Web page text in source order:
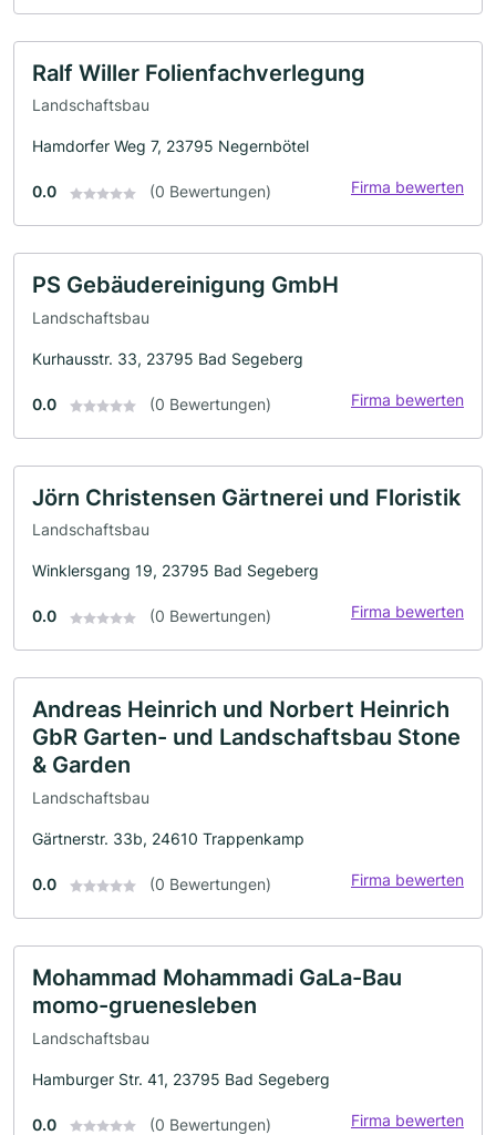
Ralf Willer Folienfachverlegung
Landschaftsbau
Hamdorfer Weg 7, 23795 Negernbötel
0.0 (0 Bewertungen) Firma bewerten
PS Gebäudereinigung GmbH
Landschaftsbau
Kurhausstr. 33, 23795 Bad Segeberg
0.0 (0 Bewertungen) Firma bewerten
Jörn Christensen Gärtnerei und Floristik
Landschaftsbau
Winklersgang 19, 23795 Bad Segeberg
0.0 (0 Bewertungen) Firma bewerten
Andreas Heinrich und Norbert Heinrich
GbR Garten- und Landschaftsbau Stone
& Garden
Landschaftsbau
Gärtnerstr. 33b, 24610 Trappenkamp
0.0 (0 Bewertungen) Firma bewerten
Mohammad Mohammadi GaLa-Bau
momo-gruenesleben
Landschaftsbau
Hamburger Str. 41, 23795 Bad Segeberg
0.0 (0 Bewertungen) Firma bewerten